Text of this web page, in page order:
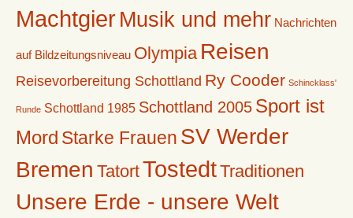
MachtgierMusik und mehr Nachrichten
auf Bildzeitungsniveau Olympia Reisen
Reisevorbereitung Schottland Ry Cooder Schincklass'
Runde Schottland 1985 Schottland 2005 Sport ist
Mord Starke Frauen SV Werder
Bremen TatortTostedtTraditionen
Unsere Erde - unsere Welt